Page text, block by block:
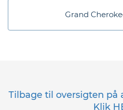
Grand
Tilbage til oversigten på
Klik